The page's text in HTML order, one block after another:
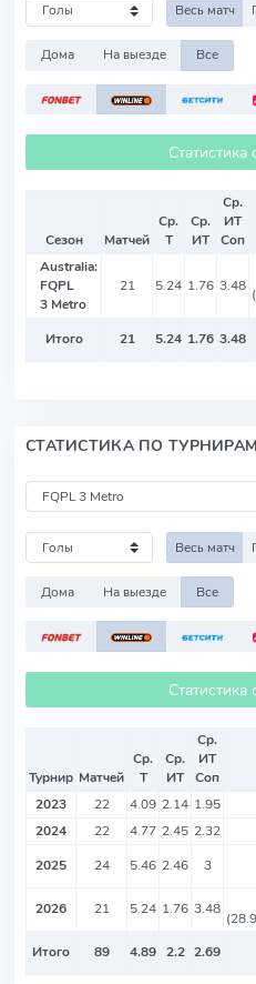
Весь матч
Дома На выезде Все
Статистика
Сезон Матчей
Ср.
Т
Ср.
ИТ
Ср.
ИТ
Соп
Australia:
FQPL
3 Metro
21 5.24 1.76 3.48
Итого 21 5.24 1.76 3.48
СТАТИСТИКА ПО ТУРНИРАМ
Весь матч
Дома На выезде Все
Статистика
Турнир Матчей
Ср.
Т
Ср.
ИТ
Ср.
ИТ
Соп
2023
22 4.09 2.14 1.95
2024
22 4.77 2.45 2.32
2025
24 5.46 2.46 3
2026
21 5.24 1.76 3.48
Итого 89 4.89 2.2 2.69